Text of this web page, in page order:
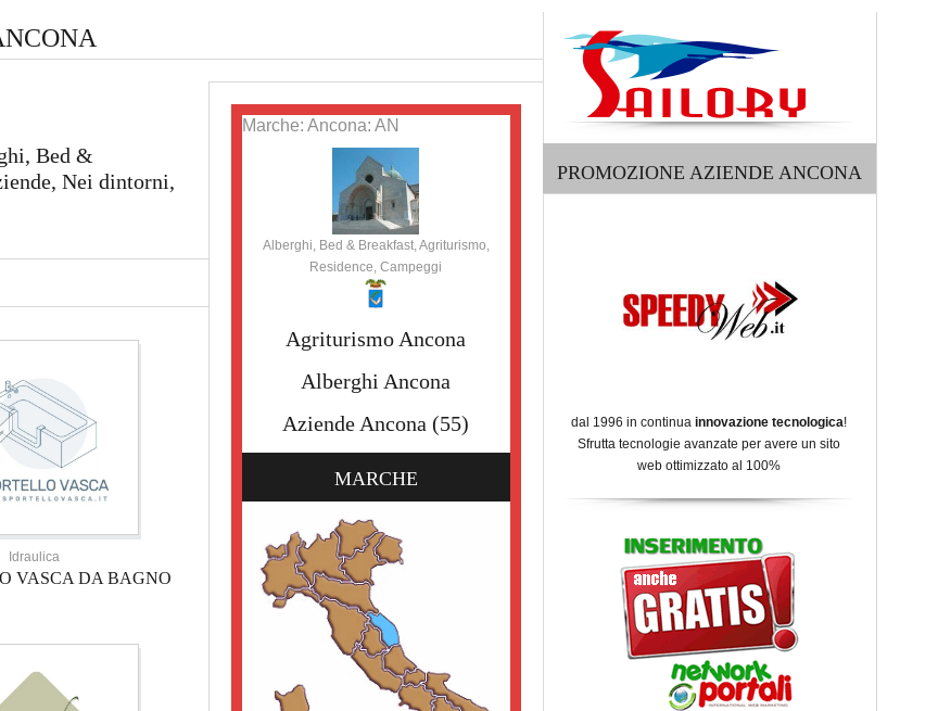
Bed &
Nei dintorni,
Idraulica
VASCA DA BAGNO
Marche: Ancona: AN
Alberghi, Bed & Breakfast, Agriturismo,
Residence, Campeggi
Agriturismo Ancona
Alberghi Ancona
Aziende Ancona (55)
MARCHE
PROMOZIONE AZIENDE ANCONA
dal 1996 in continua innovazione tecnologica!
Sfrutta tecnologie avanzate per avere un sito
web ottimizzato al 100%